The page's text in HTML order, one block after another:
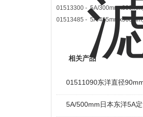
01513300 - 5A/300mmx300mm
01513485 - 5A/485mmx560mm
相关产品
01511090东洋直径
5A/500mm日本东洋5A